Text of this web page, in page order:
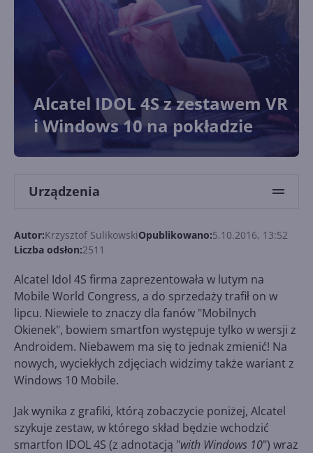
Alcatel IDOL 4S z zestawem VR
i Windows 10 na pokładzie
Urządzenia
Autor:Krzysztof SulikowskiOpublikowano:5.10.2016, 13:52
Liczba odsłon:2511
Alcatel Idol 4S firma zaprezentowała w lutym na
Mobile World Congress, a do sprzedaży trafił on w
lipcu. Niewiele to znaczy dla fanów "Mobilnych
Okienek", bowiem smartfon występuje tylko w wersji z
Androidem. Niebawem ma się to jednak zmienić! Na
nowych, wyciekłych zdjęciach widzimy także wariant z
Windows 10 Mobile.
Jak wynika z grafiki, którą zobaczycie poniżej, Alcatel
szykuje zestaw, w którego skład będzie wchodzić
smartfon IDOL 4S (z adnotacją "with Windows 10") wraz